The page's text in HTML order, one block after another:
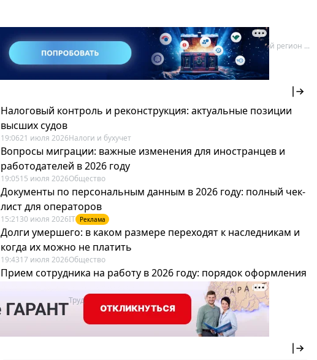
Все региональные документы Мой регион ...
Налоговый контроль и реконструкция: актуальные позиции
высших судов
19:0621 июля 2026Налоги и бухучет
Вопросы миграции: важные изменения для иностранцев и
работодателей в 2026 году
19:0515 июля 2026Общество
Документы по персональным данным в 2026 году: полный чек-
лист для операторов
15:21 30 июля 2026IT Реклама
Долги умершего: в каком размере переходят к наследникам и
когда их можно не платить
19:4317 июля 2026Общество
Прием сотрудника на работу в 2026 году: порядок оформления
Труд